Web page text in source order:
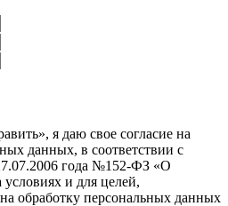
я даю свое согласие на
данных, в соответствии с
года №152-ФЗ «О
и для целей,
обработку персональных данных